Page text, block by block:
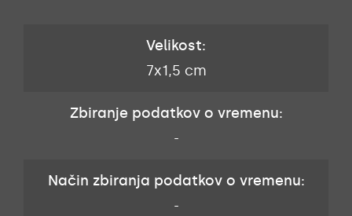
Velikost:
7x1,5 cm
Zbiranje podatkov o vremenu:
-
Način zbiranja podatkov o vremenu:
-